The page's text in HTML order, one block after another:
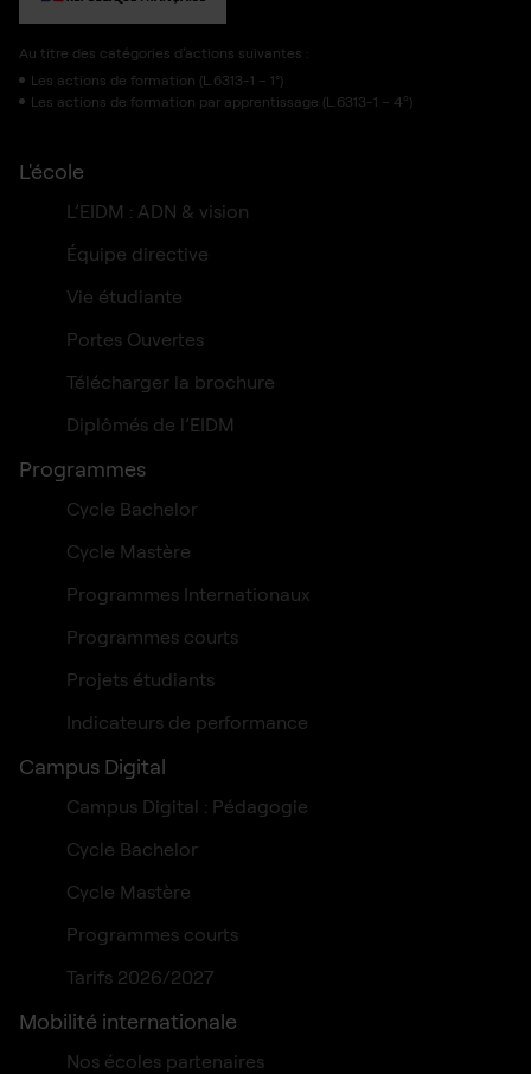
Au titre des catégories d’actions suivantes :
Les actions de formation (L.6313-1 – 1°)
Les actions de formation par apprentissage (L.6313-1 – 4º)
L'école
L’EIDM : ADN & vision
Équipe directive
Vie étudiante
Portes Ouvertes
Télécharger la brochure
Diplômés de l’EIDM
Programmes
Cycle Bachelor
Cycle Mastère
Programmes Internationaux
Programmes courts
Projets étudiants
Indicateurs de performance
Campus Digital
Campus Digital : Pédagogie
Cycle Bachelor
Cycle Mastère
Programmes courts
Tarifs 2026/2027
Mobilité internationale
Nos écoles partenaires